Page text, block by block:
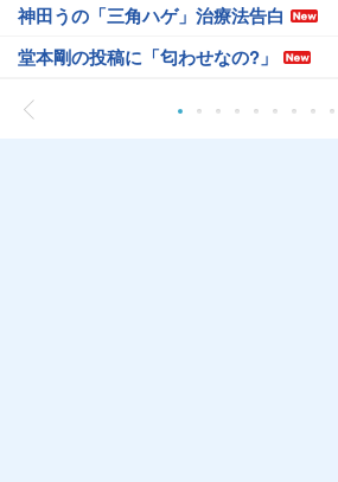
神田うの「三角ハゲ」治療法告白
堂本剛の投稿に「匂わせなの?」